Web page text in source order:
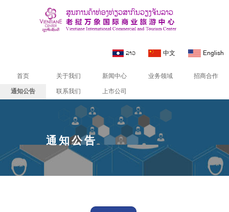
ລາວ 中文 English
首页 关于我们 新闻中心 业务领域
招商合作
通知公告
联系我们 上市公司
通知公告